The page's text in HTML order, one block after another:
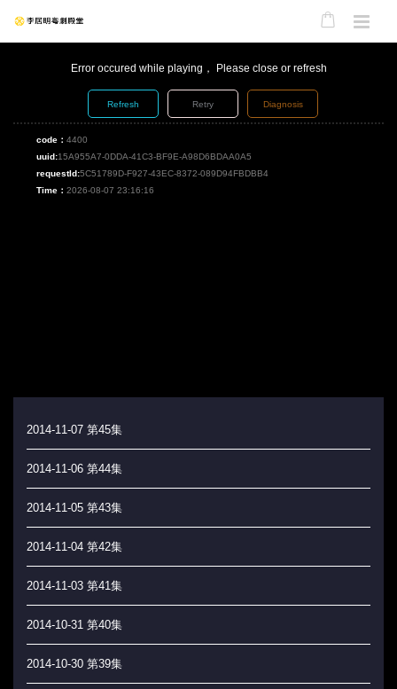
Error occured while playing， Please close or refresh
Refresh Retry Diagnosis
code： 4400
uuid:15A955A7-0DDA-41C3-BF9E-A98D6BDAA0A5
requestId:5C51789D-F927-43EC-8372-089D94FBDBB4
Time： 2026-08-07 23:16:16
2014-11-07 第45集
2014-11-06 第44集
2014-11-05 第43集
2014-11-04 第42集
2014-11-03 第41集
2014-10-31 第40集
2014-10-30 第39集